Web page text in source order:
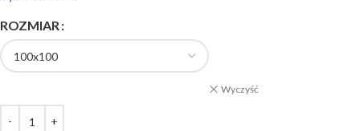
ROZMIAR
Wyczyść